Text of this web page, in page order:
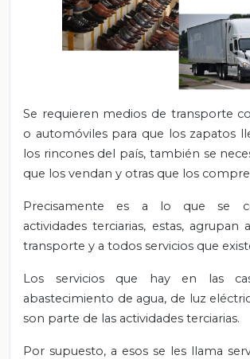
Se requieren medios de transporte
o automóviles para que los zapatos
los rincones del país, también se
que los vendan y otras que los
Precisamente es a lo que se
actividades terciarias, estas, agrupan
transporte y a todos servicios que
Los servicios que hay en las
abastecimiento de agua, de luz
son parte de las actividades terciarias.
Por supuesto, a esos se les llama